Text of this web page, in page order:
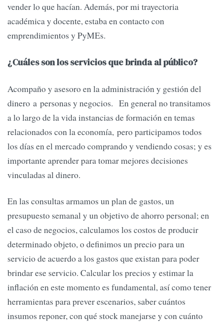
vender lo que hacían. Además, por mi trayectoria
académica y docente, estaba en contacto con
emprendimientos y PyMEs.
¿Cuáles son los servicios que brinda al público?
Acompaño y asesoro en la administración y gestión del
dinero a personas y negocios. En general no transitamos
a lo largo de la vida instancias de formación en temas
relacionados con la economía, pero participamos todos
los días en el mercado comprando y vendiendo cosas; y es
importante aprender para tomar mejores decisiones
vinculadas al dinero.
En las consultas armamos un plan de gastos, un
presupuesto semanal y un objetivo de ahorro personal; en
el caso de negocios, calculamos los costos de producir
determinado objeto, o definimos un precio para un
servicio de acuerdo a los gastos que existan para poder
brindar ese servicio. Calcular los precios y estimar la
inflación en este momento es fundamental, así como tener
herramientas para prever escenarios, saber cuántos
insumos reponer, con qué stock manejarse y con cuánto